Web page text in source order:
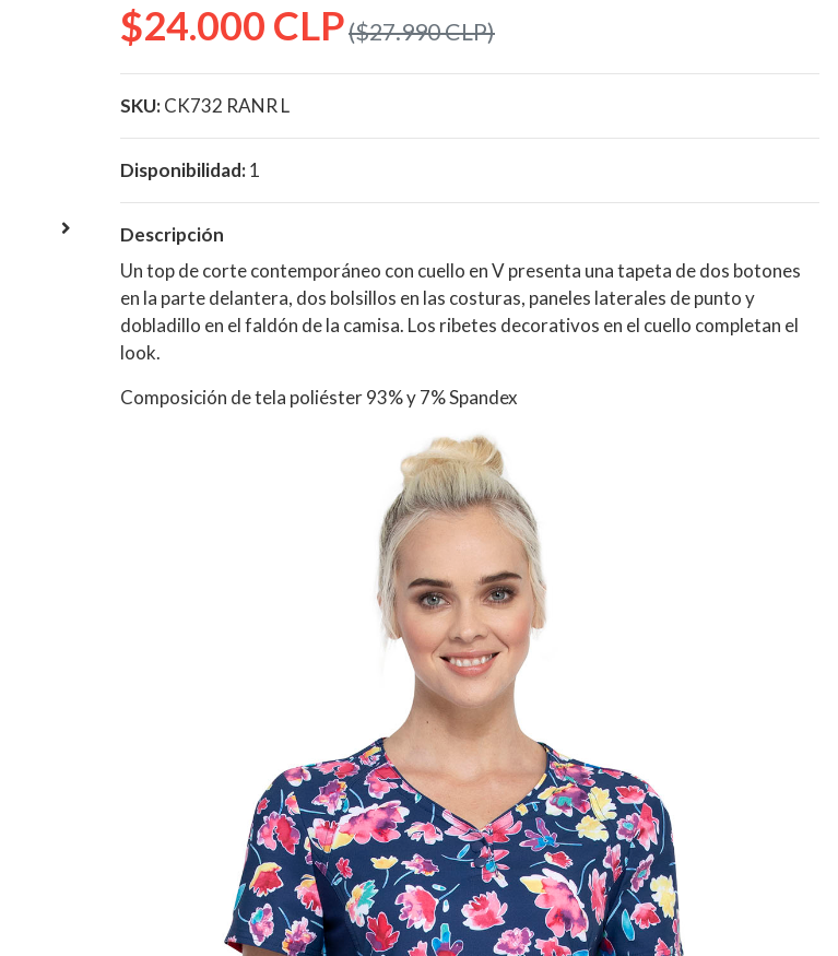
$24.000 CLP($27.990 CLP)
SKU:CK732 RANR L
Disponibilidad:1
Descripción
Un top de corte contemporáneo con cuello en V presenta una tapeta de dos botones
en la parte delantera, dos bolsillos en las costuras, paneles laterales de punto y
dobladillo en el faldón de la camisa. Los ribetes decorativos en el cuello completan el
look.
Composición de tela poliéster 93% y 7% Spandex